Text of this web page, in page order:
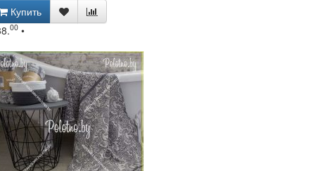
Купить
00 •